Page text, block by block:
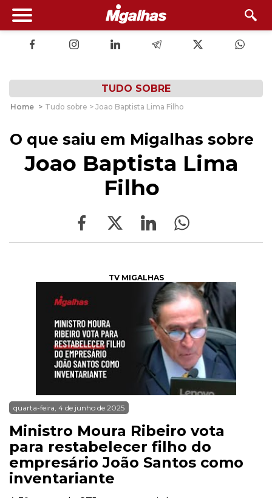
TUDO SOBRE
Home > Tudo sobre > Joao Baptista Lima Filho
O que saiu em Migalhas sobre
Joao Baptista Lima
Filho
TV MIGALHAS
quarta-feira, 4 de junho de 2025
Ministro Moura Ribeiro vota
para restabelecer filho do
empresário João Santos como
inventariante